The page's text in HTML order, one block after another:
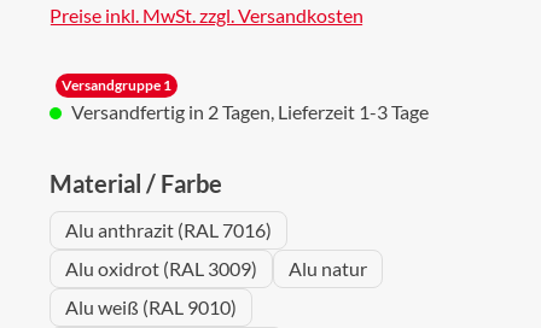
Preise inkl. MwSt. zzgl. Versandkosten
Versandgruppe 1
Versandfertig in 2 Tagen, Lieferzeit 1-3 Tage
Material / Farbe
Alu anthrazit (RAL 7016)
Alu oxidrot (RAL 3009)
Alu natur
Alu weiß (RAL 9010)